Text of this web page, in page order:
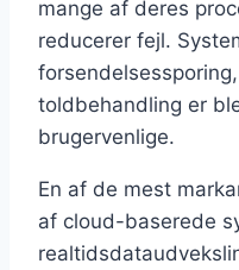
mange af deres
reducerer fejl.
toldbehandling er
brugervenlige.
En af de mest
af cloud-baserede